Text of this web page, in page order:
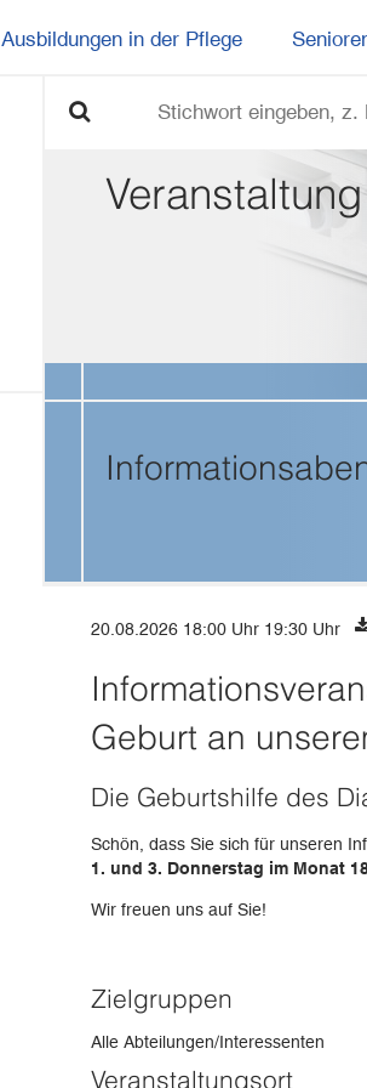
Ausbildungen in der Pflege
Veranstaltung
20.08.2026 18:00 Uhr 19:30 Uhr
Geburt an
Die Geburtshilfe des
Schön, dass Sie sich für unseren
1. und 3. Donnerstag im Monat
Wir freuen uns auf Sie!
Zielgruppen
Alle Abteilungen/Interessenten
Veranstaltungsort